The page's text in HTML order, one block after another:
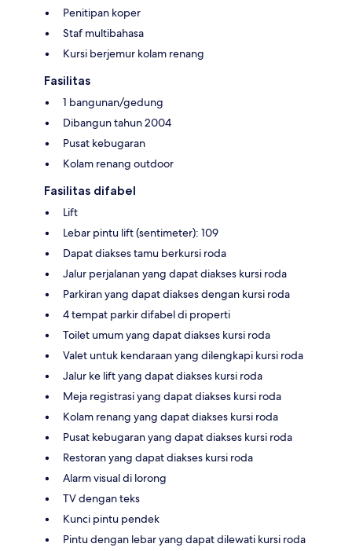
Penitipan koper
Staf multibahasa
Kursi berjemur kolam renang
Fasilitas
1 bangunan/gedung
Dibangun tahun 2004
Pusat kebugaran
Kolam renang outdoor
Fasilitas difabel
Lift
Lebar pintu lift (sentimeter): 109
Dapat diakses tamu berkursi roda
Jalur perjalanan yang dapat diakses kursi roda
Parkiran yang dapat diakses dengan kursi roda
4 tempat parkir difabel di properti
Toilet umum yang dapat diakses kursi roda
Valet untuk kendaraan yang dilengkapi kursi roda
Jalur ke lift yang dapat diakses kursi roda
Meja registrasi yang dapat diakses kursi roda
Kolam renang yang dapat diakses kursi roda
Pusat kebugaran yang dapat diakses kursi roda
Restoran yang dapat diakses kursi roda
Alarm visual di lorong
TV dengan teks
Kunci pintu pendek
Pintu dengan lebar yang dapat dilewati kursi roda